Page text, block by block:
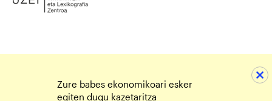
Zure babes ekonomikoari esker
egiten dugu kazetaritza